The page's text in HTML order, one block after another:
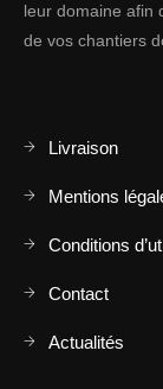
leur domaine afin
de vos chantiers
Livraison
Mentions
Conditions
Contact
Actualités